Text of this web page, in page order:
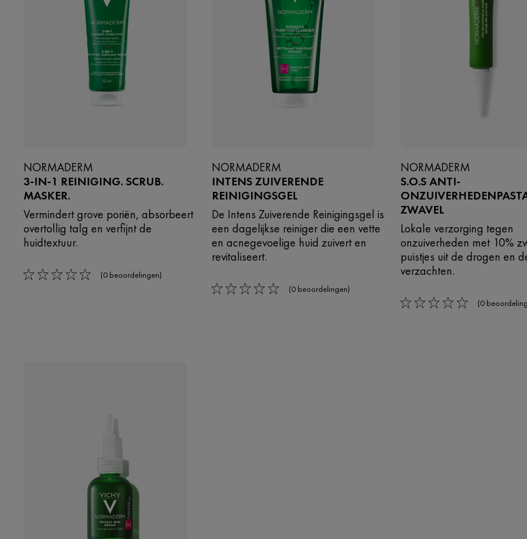
NORMADERM
3-IN-1 REINIGING. SCRUB.
MASKER.
Vermindert grove poriën, absorbeert
overtollig talg en verfijnt de
huidtextuur.
0/5 (0 beoordelingen)
NORMADERM
INTENS ZUIVERENDE
REINIGINGSGEL
De Intens Zuiverende Reinigingsgel is
een dagelijkse reiniger die een vette
en acnegevoelige huid zuivert en
revitaliseert.
0/5 (0 beoordelingen)
NORMADERM
S.O.S ANTI-
ZWAVEL
Lokale verzorging tegen
onzuiverheden met 10%
puistjes uit de drogen en
verzachten.
0/5 (0